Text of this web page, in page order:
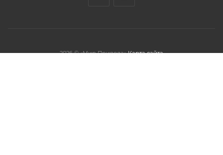
2026 © «Мир Привода» Карта сайта